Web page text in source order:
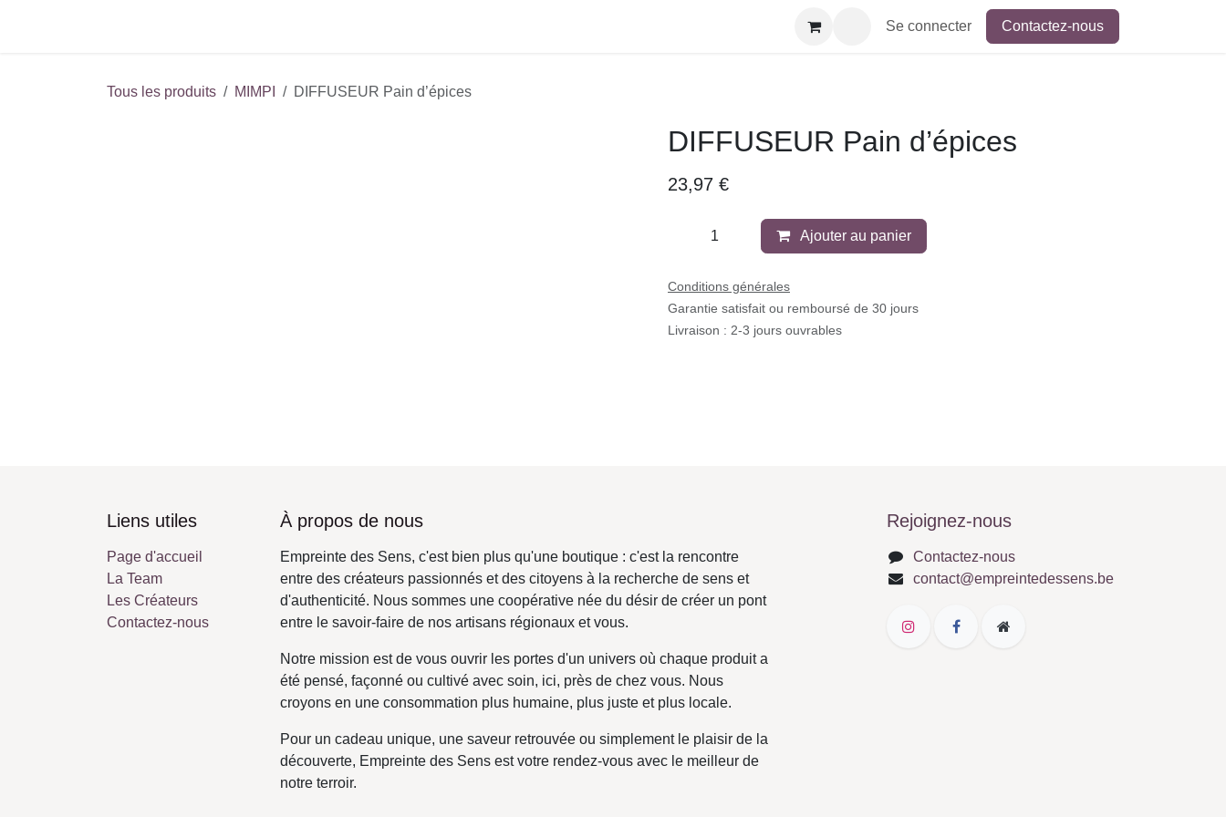
Se connecter Contactez-nous
Tous les produits MIMPI DIFFUSEUR Pain d’épices
DIFFUSEUR Pain d’épices
23,97 €
Ajouter au panier
Conditions générales
Garantie satisfait ou remboursé de 30 jours
Livraison : 2-3 jours ouvrables
Page d'accueil
Les Créateurs
Contactez-nous
Empreinte des Sens, c'est bien plus qu'une boutique : c'est la
rencontre entre des créateurs passionnés et des citoyens à la
recherche de sens et d'authenticité. Nous sommes une coopérative
née du désir de créer un pont entre le savoir-faire de nos artisans
régionaux et vous.
produit a été pensé, façonné ou cultivé avec soin, ici, près de chez
vous. Nous croyons en une consommation plus humaine, plus juste et
plus locale.
Pour un cadeau unique, une saveur retrouvée ou simplement le plaisir
de la découverte, Empreinte des Sens est votre rendez-vous avec le
meilleur de notre terroir.
Contactez-nous
contact@empreintedessens.be